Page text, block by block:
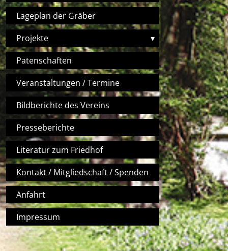
Lageplan der Gräber
Projekte
▾
Patenschaften
Veranstaltungen / Termine
Bildberichte des Vereins
Presseberichte
Literatur zum Friedhof
Kontakt / Mitgliedschaft / Spenden
Anfahrt
Impressum